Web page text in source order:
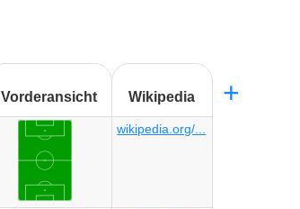
Vorderansicht Wikipedia
wikipedia.org/...
+